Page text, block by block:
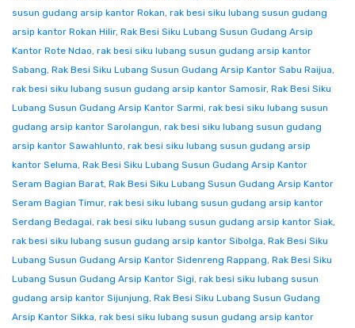
susun gudang arsip kantor Rokan, rak besi siku lubang susun gudang
arsip kantor Rokan Hilir, Rak Besi Siku Lubang Susun Gudang Arsip
Kantor Rote Ndao, rak besi siku lubang susun gudang arsip kantor
Sabang, Rak Besi Siku Lubang Susun Gudang Arsip Kantor Sabu Raijua,
rak besi siku lubang susun gudang arsip kantor Samosir, Rak Besi Siku
Lubang Susun Gudang Arsip Kantor Sarmi, rak besi siku lubang susun
gudang arsip kantor Sarolangun, rak besi siku lubang susun gudang
arsip kantor Sawahlunto, rak besi siku lubang susun gudang arsip
kantor Seluma, Rak Besi Siku Lubang Susun Gudang Arsip Kantor
Seram Bagian Barat, Rak Besi Siku Lubang Susun Gudang Arsip Kantor
Seram Bagian Timur, rak besi siku lubang susun gudang arsip kantor
Serdang Bedagai, rak besi siku lubang susun gudang arsip kantor Siak,
rak besi siku lubang susun gudang arsip kantor Sibolga, Rak Besi Siku
Lubang Susun Gudang Arsip Kantor Sidenreng Rappang, Rak Besi Siku
Lubang Susun Gudang Arsip Kantor Sigi, rak besi siku lubang susun
gudang arsip kantor Sijunjung, Rak Besi Siku Lubang Susun Gudang
Arsip Kantor Sikka, rak besi siku lubang susun gudang arsip kantor